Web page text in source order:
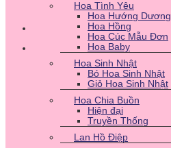
Hoa Tình Yêu
Hoa Hướng Dương
Hoa Hồng
Hoa Cúc Mẫu Đơn
Hoa Baby
Hoa Sinh Nhật
Bó Hoa Sinh Nhật
Giỏ Hoa Sinh Nhật
Hoa Chia Buồn
Hiện đại
Truyền Thống
Lan Hồ Điệp